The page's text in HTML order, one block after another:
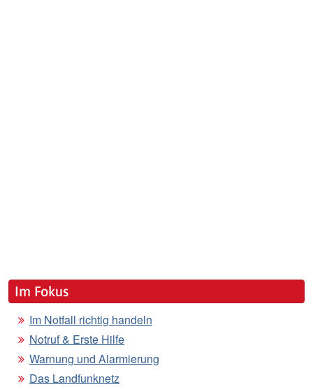
Im Fokus
Im Notfall richtig handeln
Notruf & Erste Hilfe
Warnung und Alarmierung
Das Landfunknetz